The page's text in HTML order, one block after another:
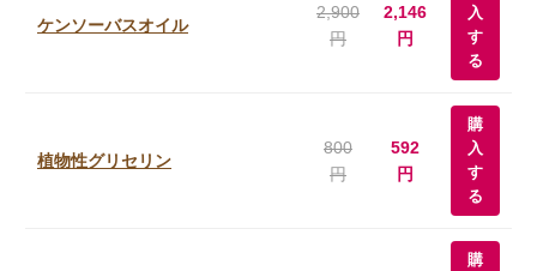
ケンソーバスオイル
2,900
円
2,146
円
入
す
る
植物性グリセリン
800
円
592
円
購
入
す
る
購